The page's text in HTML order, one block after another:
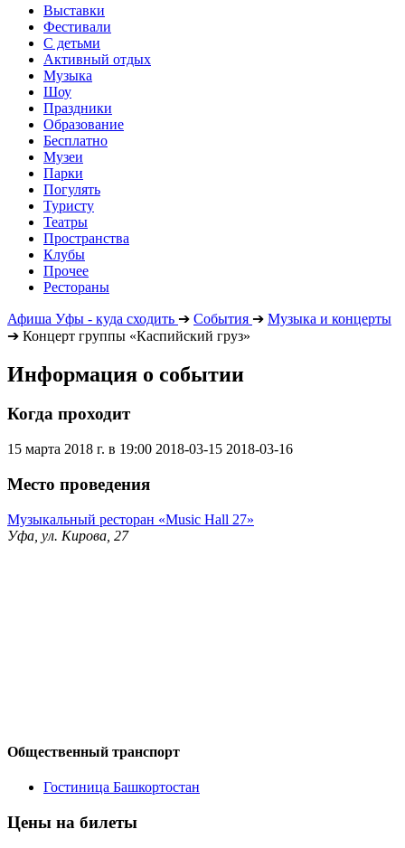
Выставки
Фестивали
С детьми
Активный отдых
Музыка
Шоу
Праздники
Образование
Бесплатно
Музеи
Парки
Погулять
Туристу
Театры
Пространства
Клубы
Прочее
Рестораны
Афиша Уфы - куда сходить ➔ События ➔ Музыка и концерты
➔ Концерт группы «Каспийский груз»
Информация о событии
Когда проходит
15 марта 2018 г. в 19:00 2018-03-15 2018-03-16
Место проведения
Музыкальный ресторан «Music Hall 27»
Уфа, ул. Кирова, 27
Общественный транспорт
Гостиница Башкортостан
Цены на билеты